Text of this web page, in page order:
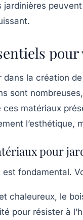
jardinières peuvent
la création
sont
ces matériaux
l’esthétique,
pour
fondamental.
chaleureux, le
pour résister à